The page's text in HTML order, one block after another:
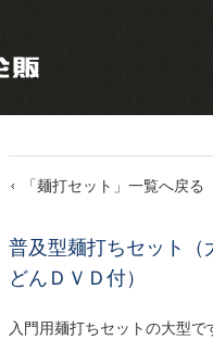
「麺打セット」一覧へ戻る
普及型麺打ちセット（
どんＤＶＤ付）
入門用麺打ちセットの大型